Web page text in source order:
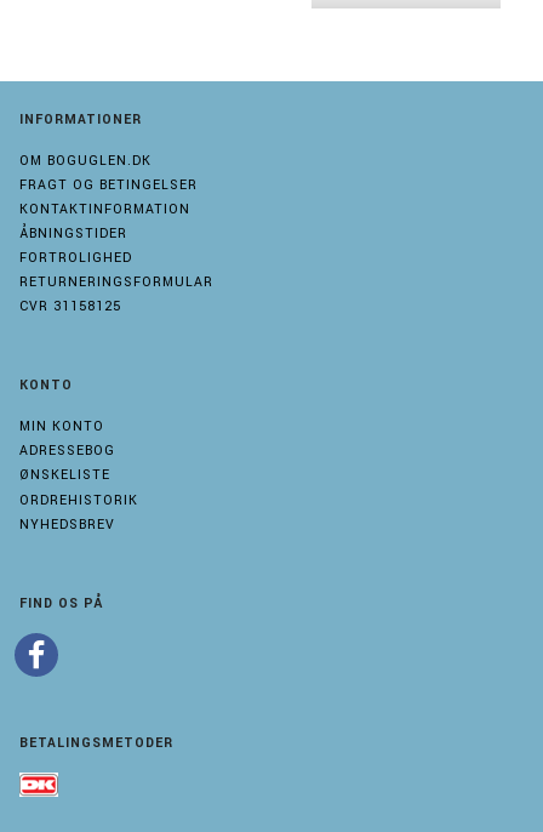
INFORMATIONER
OM BOGUGLEN.DK
FRAGT OG BETINGELSER
KONTAKTINFORMATION
ÅBNINGSTIDER
FORTROLIGHED
RETURNERINGSFORMULAR
CVR 31158125
KONTO
MIN KONTO
ADRESSEBOG
ØNSKELISTE
ORDREHISTORIK
NYHEDSBREV
FIND OS PÅ
BETALINGSMETODER